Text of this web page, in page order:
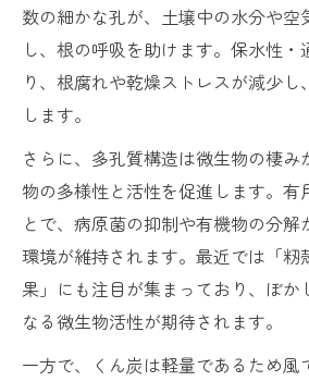
数の細かな孔が、土壌中の水分や空
し、根の呼吸を助けます。保水性・
り、根腐れや乾燥ストレスが減少
します。
さらに、多孔質構造は微生物の棲み
物の多様性と活性を促進します。有
とで、病原菌の抑制や有機物の分
環境が維持されます。最近では「籾
果」にも注目が集まっており、ぼか
なる微生物活性が期待されます。
一方で、くん炭は軽量であるため風